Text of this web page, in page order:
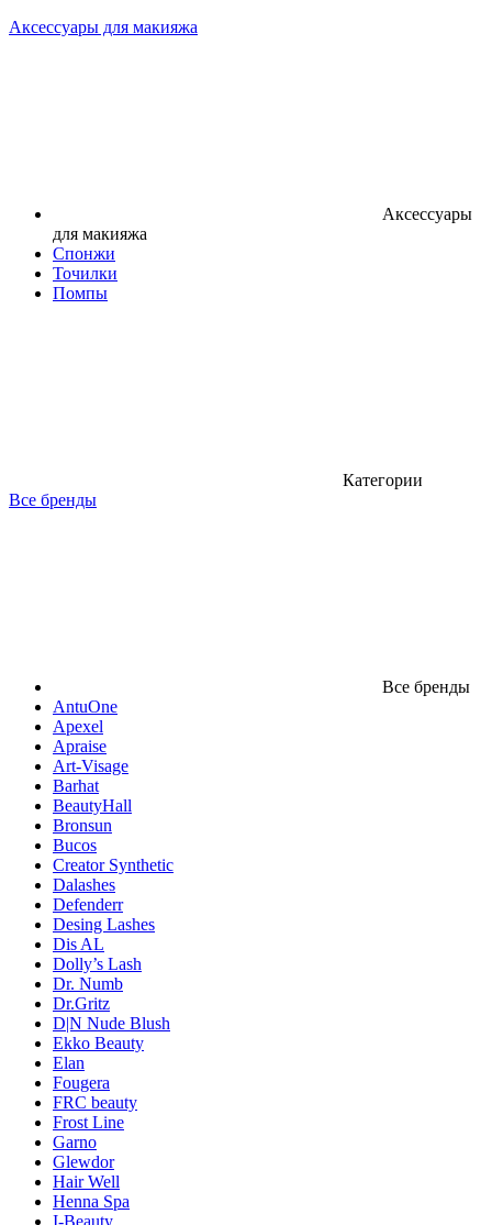
Аксессуары для макияжа
Аксессуары
для макияжа
Спонжи
Точилки
Помпы
Категории
Все бренды
Все бренды
AntuOne
Apexel
Apraise
Art-Visage
Barhat
BeautyHall
Bronsun
Bucos
Creator Synthetic
Dalashes
Defenderr
Desing Lashes
Dis AL
Dolly’s Lash
Dr. Numb
Dr.Gritz
D|N Nude Blush
Ekko Beauty
Elan
Fougera
FRC beauty
Frost Line
Garno
Glewdor
Hair Well
Henna Spa
I-Beauty